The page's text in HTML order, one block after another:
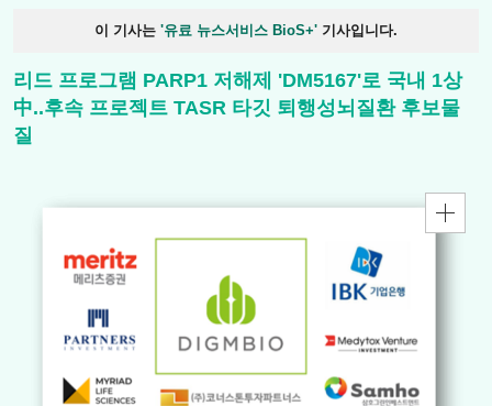
이 기사는 '유료 뉴스서비스 BioS+' 기사입니다.
리드 프로그램 PARP1 저해제 'DM5167'로 국내 1상
中..후속 프로젝트 TASR 타깃 퇴행성뇌질환 후보물
질